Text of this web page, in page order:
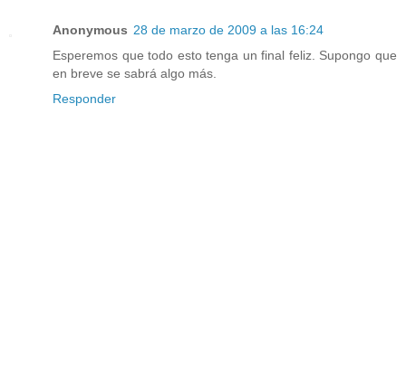
Anonymous 28 de marzo de 2009 a las 16:24
Esperemos que todo esto tenga un final feliz. Supongo que
en breve se sabrá algo más.
Responder